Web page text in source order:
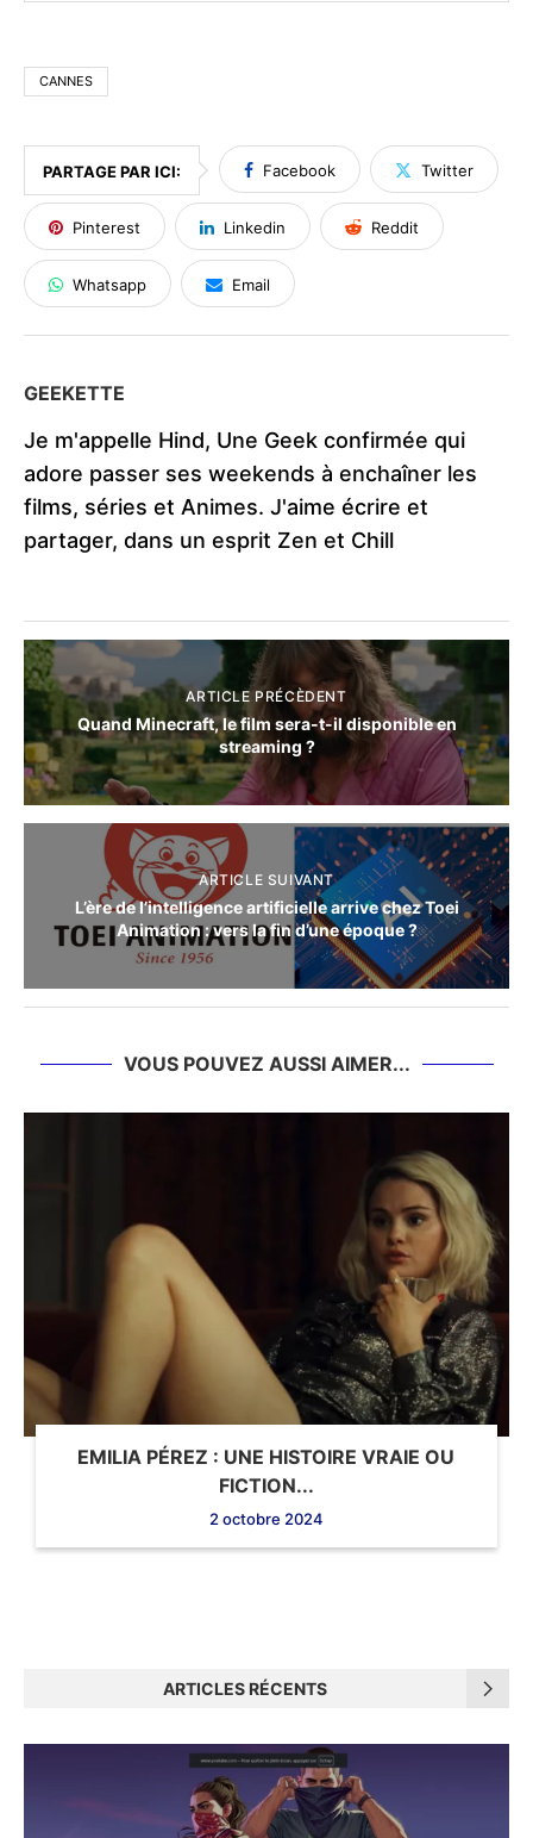
CANNES
PARTAGE PAR ICI: Facebook Twitter
Pinterest Linkedin Reddit
Whatsapp Email
GEEKETTE
Je m'appelle Hind, Une Geek confirmée qui
adore passer ses weekends à enchaîner les
films, séries et Animes. J'aime écrire et
partager, dans un esprit Zen et Chill
ARTICLE PRÉCÈDENT
Quand Minecraft, le film sera-t-il disponible en
streaming ?
ARTICLE SUIVANT
L’ère de l’intelligence artificielle arrive chez Toei
Animation : vers la fin d’une époque ?
VOUS POUVEZ AUSSI AIMER...
EMILIA PÉREZ : UNE HISTOIRE VRAIE OU
FICTION...
2 octobre 2024
ARTICLES RÉCENTS